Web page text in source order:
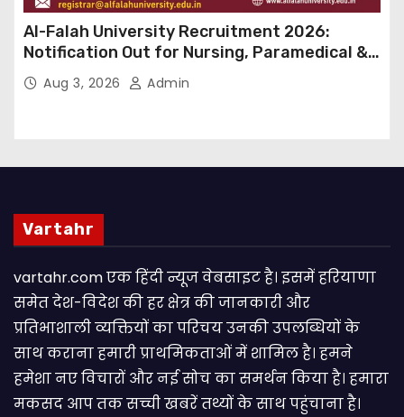
Al-Falah University Recruitment 2026:
Notification Out for Nursing, Paramedical &
Supporting Staff Posts, Apply Through Email
Aug 3, 2026 Admin
Vartahr
vartahr.com एक हिंदी न्यूज वेबसाइट है। इसमें हरियाणा
समेत देश-विदेश की हर क्षेत्र की जानकारी और
प्रतिभाशाली व्यक्तियों का परिचय उनकी उपलब्धियों के
साथ कराना हमारी प्राथमिकताओं में शामिल है। हमने
हमेशा नए विचारों और नई सोच का समर्थन किया है। हमारा
मकसद आप तक सच्ची खबरें तथ्यों के साथ पहुंचाना है।